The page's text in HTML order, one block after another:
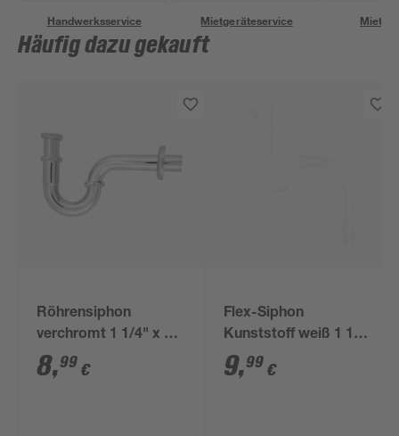
Handwerksservice Mietgeräteservice
Häufig dazu gekauft
Röhrensiphon
verchromt 1 1/4" x 32
mm
8,99 €
Flex-Siphon
Kunststoff weiß 1 1/2'
x 40/50 mm
9,99 €